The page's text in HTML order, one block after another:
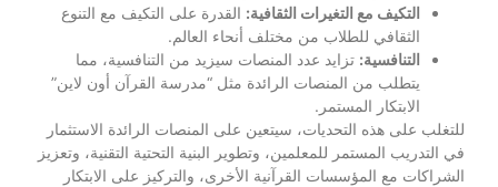
التكيف مع التغيرات الثقافية: القدرة على التكيف مع التنوع
الثقافي للطلاب من مختلف أنحاء العالم.
التنافسية: تزايد عدد المنصات سيزيد من التنافسية، مما
يتطلب من المنصات الرائدة مثل “مدرسة القرآن أون لاين”
الابتكار المستمر.
للتغلب على هذه التحديات، سيتعين على المنصات الرائدة الاستثمار
في التدريب المستمر للمعلمين، وتطوير البنية التحتية التقنية، وتعزيز
الشراكات مع المؤسسات القرآنية الأخرى، والتركيز على الابتكار